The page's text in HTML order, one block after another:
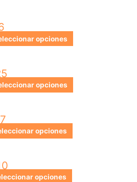
opciones
opciones
opciones
opciones